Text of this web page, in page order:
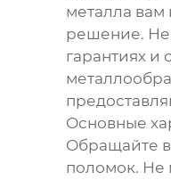
металла вам
решение. Не
гарантиях
Основные
Обращайте
поломок. Не